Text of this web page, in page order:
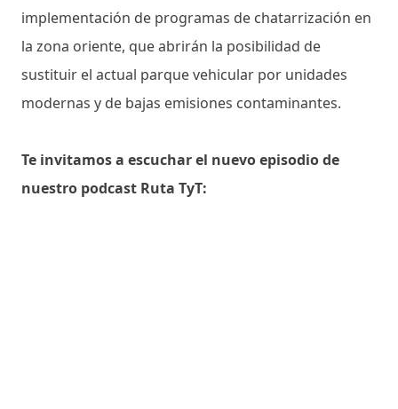
implementación de programas de chatarrización en
la zona oriente, que abrirán la posibilidad de
sustituir el actual parque vehicular por unidades
modernas y de bajas emisiones contaminantes.
Te invitamos a escuchar el nuevo episodio de
nuestro podcast Ruta TyT: